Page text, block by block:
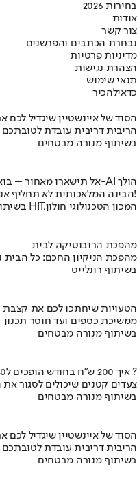
בחירות 2026
אודות
צור קשר
נבחרת הכתבים והפרשנים
מדיניות פרטיות
הצהרת נגישות
תנאי שימוש
כדאילהכיר
הסוד של איינשטיין שיגדיל לכם
הריבית דריבית עובדת
בשיתוף מנורה מבטחים
אל תישארו מאחור – בואו לגלות לאן ה-AI הולך
הבינה המלאכותית לא תחליף אנשים, היא תחליף את מי שלא משתמש בה!
בשיתוף HIT,המכון הטכנולוגי חולון
מהפכת הרובוטיקה לבית
מהפכת הניקיון החכם: כל הבית
בשיתוף רונלייט
הטעויות שיחתכו לכם את קצבת
ממשיכת כספים ועד חוסר
בשיתוף מנורה מבטחים
איך 200 ש"ח בחודש הופכים ל140 אלף ?
צעדים קטנים שיכולים לסגור את
בשיתוף מנורה מבטחים
הסוד של איינשטיין שיגדיל לכם
הריבית דריבית עובדת
בשיתוף מנורה מבטחים